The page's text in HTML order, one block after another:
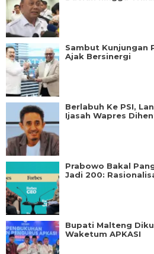
Sambut Kunjungan
Ajak Bersinergi
Berlabuh Ke PSI,
Ijasah Wapres
Prabowo Bakal
Jadi 200:
Bupati Malteng
Waketum APKASI